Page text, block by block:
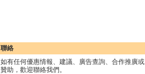
聯絡
如有任何優惠情報、建議、廣告查詢、合作推廣或
贊助，歡迎聯絡我們。